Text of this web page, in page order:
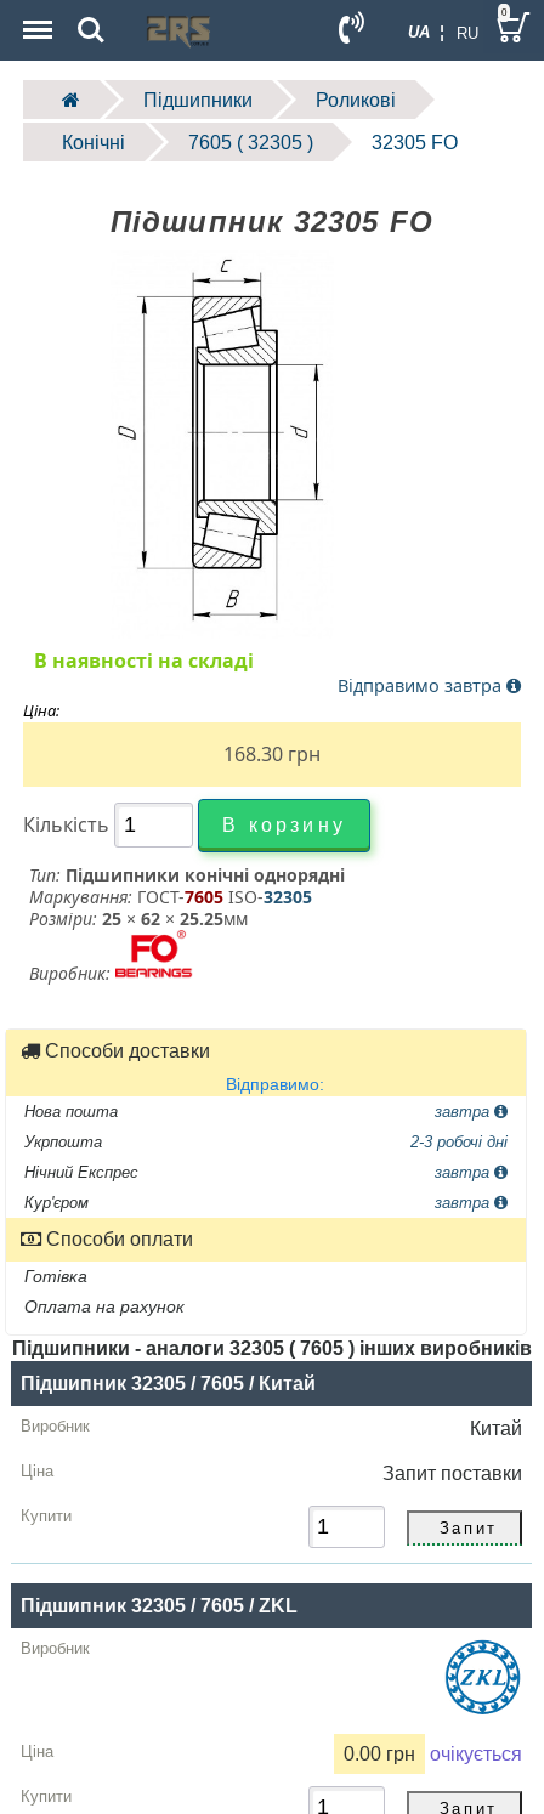
UA ¦ RU
Search 0
Підшипники Роликові
Конічні 7605 ( 32305 ) 32305 FO
Підшипник 32305 FO
В наявності на складі
Відправимо завтра
Ціна:
168.30 грн
Кількість
Тип: Підшипники конічні однорядні
Маркування: ГОСТ-7605 ­ ISO-32305
Розміри: 25 ×62 ×25.25мм
Виробник:
Способи доставки
Відправимо:
Нова пошта
завтра
Укрпошта
2-3 робочі дні
Нічний Експрес
завтра
Кур'єром
завтра
Способи оплати
Готівка
Оплата на рахунок
Підшипники - аналоги 32305 ( 7605 ) інших виробників
Назва
Виробник
Радіальний
грн
Купити
Підшипник 32305 / 7605 / Китай
Китай
Запит поставки
Підшипник 32305 / 7605 / ZKL
0.00 грн очікується